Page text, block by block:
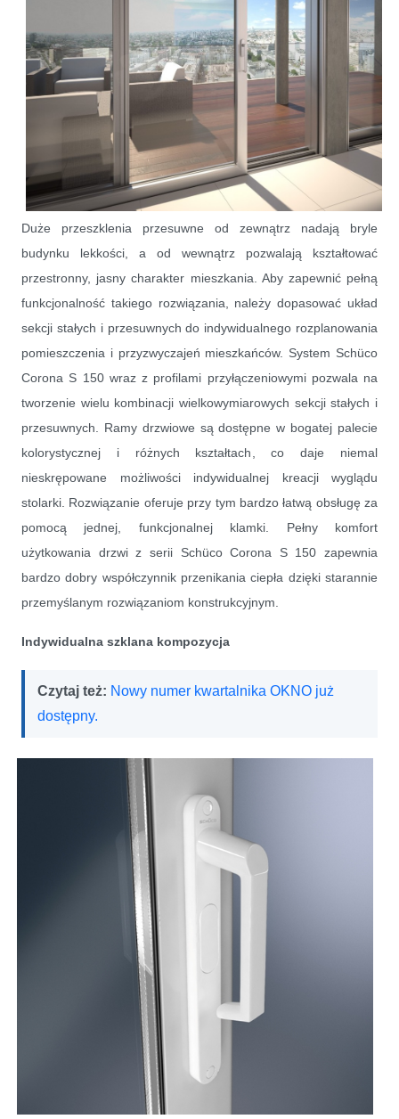
Duże przeszklenia przesuwne od zewnątrz nadają bryle
budynku lekkości, a od wewnątrz pozwalają kształtować
przestronny, jasny charakter mieszkania. Aby zapewnić pełną
funkcjonalność takiego rozwiązania, należy dopasować układ
sekcji stałych i przesuwnych do indywidualnego rozplanowania
pomieszczenia i przyzwyczajeń mieszkańców. System Schüco
Corona S 150 wraz z profilami przyłączeniowymi pozwala na
tworzenie wielu kombinacji wielkowymiarowych sekcji stałych i
przesuwnych. Ramy drzwiowe są dostępne w bogatej palecie
kolorystycznej i różnych kształtach, co daje niemal
nieskrępowane możliwości indywidualnej kreacji wyglądu
stolarki. Rozwiązanie oferuje przy tym bardzo łatwą obsługę za
pomocą jednej, funkcjonalnej klamki. Pełny komfort
użytkowania drzwi z serii Schüco Corona S 150 zapewnia
bardzo dobry współczynnik przenikania ciepła dzięki starannie
przemyślanym rozwiązaniom konstrukcyjnym.
Indywidualna szklana kompozycja
Czytaj też: Nowy numer kwartalnika OKNO już
dostępny.